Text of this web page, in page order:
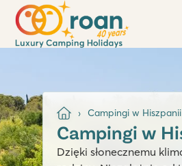
Campingi w
Campingi w
Dzięki słonecznemu